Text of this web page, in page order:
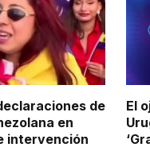
de
en
intervención
El